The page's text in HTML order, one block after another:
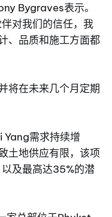
Bygraves表示。
对我们的信任，我
、品质和施工方面都
将在未来几个月定期
需求持续增
土地供应有限，该项
以及最高达35%的潜